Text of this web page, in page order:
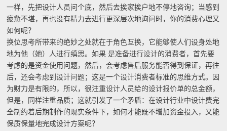
一样，先把设计人员问个底，然后去挨家挨户地不停地咨询；当感到
疲惫不堪，再也没有精力去进行更深层次地询问时，你的消费心理又
如何呢？
换位思考所带来的绝妙之处就在于角色互换，它能够使人们设身处地
地为他（她）人进行缜思。如果 是准备进行设计的消费者，首先要
考虑的是资金使用问题，然后，会考虑售后服务能否得到保证，再往
后，还会考虑到设计问题；这是一个设计消费者标准的思维方式。因
为财力是有限的，所以，很注重设计人员给的设计报价单的总金额，
但是，同样注重品质；这就引发了一个矛盾：在设计行业中设计费完
全制约着后期制作的现实条件下，如何才能既不增加资金投入，又能
保质保量地完成设计方案呢？